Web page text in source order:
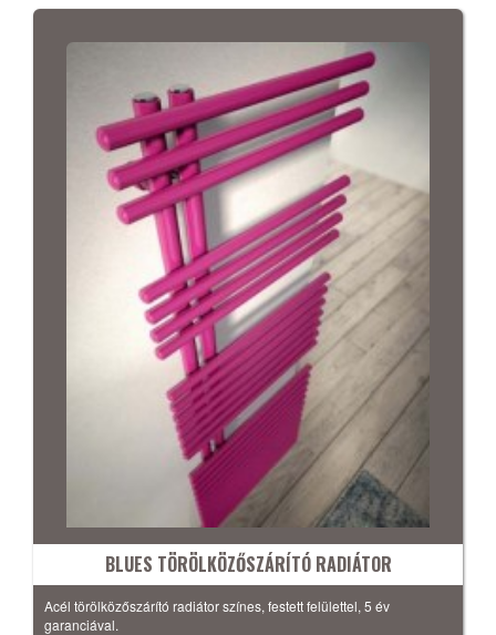
BLUES TÖRÖLKÖZŐSZÁRÍTÓ RADIÁTOR
Acél törölközőszárító radiátor színes, festett felülettel, 5 év
garanciával.